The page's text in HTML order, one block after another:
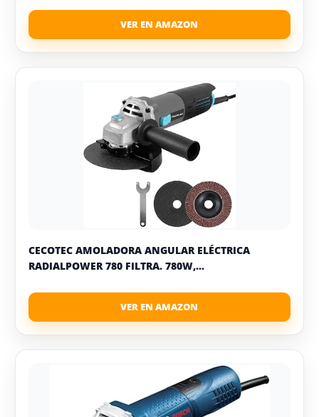
CECOTEC AMOLADORA ANGULAR ELÉCTRICA
RADIALPOWER 780 FILTRA. 780W,...